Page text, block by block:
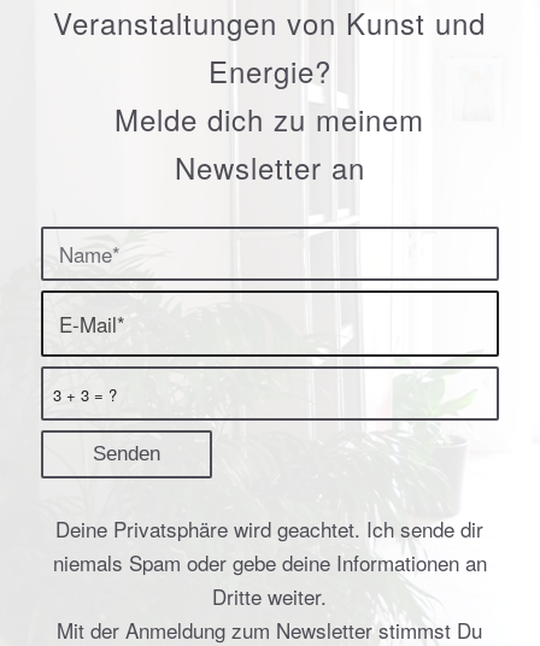
Veranstaltungen von Kunst und
Energie?
Melde dich zu meinem
Newsletter an
3 + 3 = ?
Deine Privatsphäre wird geachtet. Ich sende dir
niemals Spam oder gebe deine Informationen an
Dritte weiter.
Mit der Anmeldung zum Newsletter stimmst Du